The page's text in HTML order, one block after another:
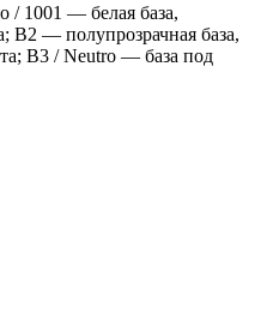
/ 1001 — белая база,
B2 — полупрозрачная база,
B3 / Neutro — база под